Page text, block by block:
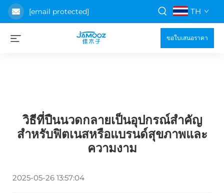
[email protected] TH
ขอใบเสนอราคา
วิธีที่ปืนนวดกลายเป็นอุปกรณ์สำคัญ
สำหรับฟิตเนสหรือแบรนด์สุขภาพและ
ความงาม
2025-05-26 13:57:04